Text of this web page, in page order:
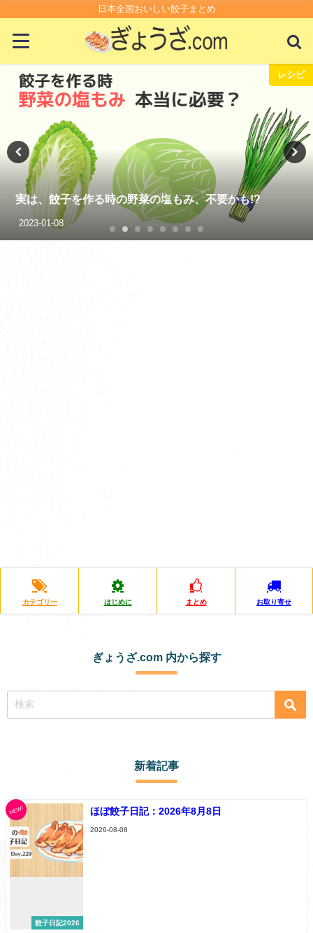
日本全国おいしい餃子まとめ
レシピ
実は、餃子を作る時の野菜の塩もみ、不要かも!?
2023-01-08
カテゴリー はじめに まとめ お取り寄せ
ぎょうざ.com 内から探す
新着記事
NEW!
餃子日記2026
ほぼ餃子日記：2026年8月8日
2026-08-08